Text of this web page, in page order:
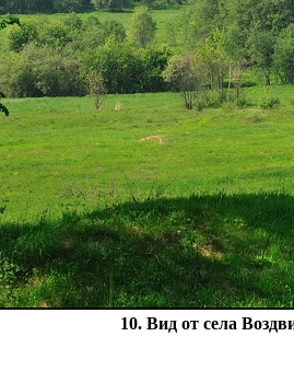
10. Вид от села